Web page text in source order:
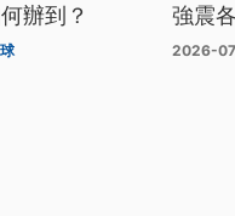
辦到？
強震
2026-